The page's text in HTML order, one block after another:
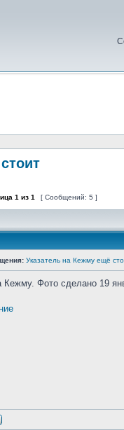
1 из 1 [ Сообщений: 5 ]
Указатель на Кежму ещё
Кежму. Фото сделано 19